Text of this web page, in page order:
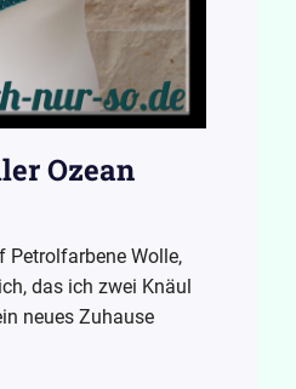
Ozean
Wolle,
das ich zwei Knäul
neues Zuhause